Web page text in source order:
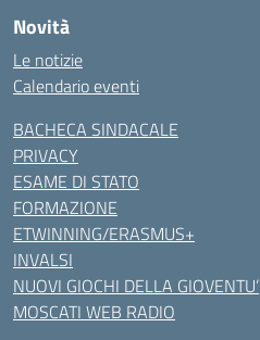
Novità
Le notizie
Calendario eventi
BACHECA SINDACALE
PRIVACY
ESAME DI STATO
FORMAZIONE
ETWINNING/ERASMUS+
INVALSI
NUOVI GIOCHI DELLA GIOVENTU’
MOSCATI WEB RADIO